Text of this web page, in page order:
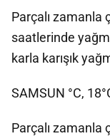
Parçalı zamanla
saatlerinde
karla karışık
SAMSUN °C,
Parçalı zamanla